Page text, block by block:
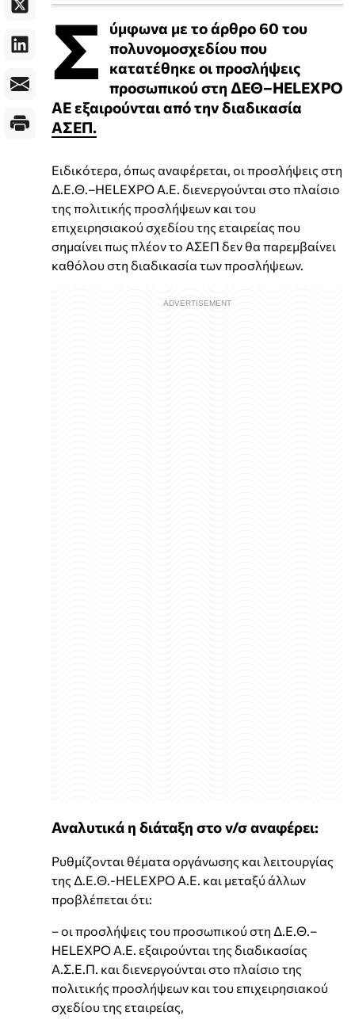
Σ
ύμφωνα με το άρθρο 60 του
πολυνομοσχεδίου που
κατατέθηκε οι προσλήψεις
προσωπικού στη ΔΕΘ–HELEXPO
ΑΕ εξαιρούνται από την διαδικασία
ΑΣΕΠ.
Ειδικότερα, όπως αναφέρεται, οι προσλήψεις στη
Δ.Ε.Θ.–HELEXPO Α.Ε. διενεργούνται στο πλαίσιο
της πολιτικής προσλήψεων και του
επιχειρησιακού σχεδίου της εταιρείας που
σημαίνει πως πλέον το ΑΣΕΠ δεν θα παρεμβαίνει
καθόλου στη διαδικασία των προσλήψεων.
Αναλυτικά η διάταξη στο ν/σ αναφέρει:
Ρυθμίζονται θέματα οργάνωσης και λειτουργίας
της Δ.Ε.Θ.-HELEXPO Α.Ε. και μεταξύ άλλων
προβλέπεται ότι:
– οι προσλήψεις του προσωπικού στη Δ.Ε.Θ.–
HELEXPO Α.Ε. εξαιρούνται της διαδικασίας
Α.Σ.Ε.Π. και διενεργούνται στο πλαίσιο της
πολιτικής προσλήψεων και του επιχειρησιακού
σχεδίου της εταιρείας,